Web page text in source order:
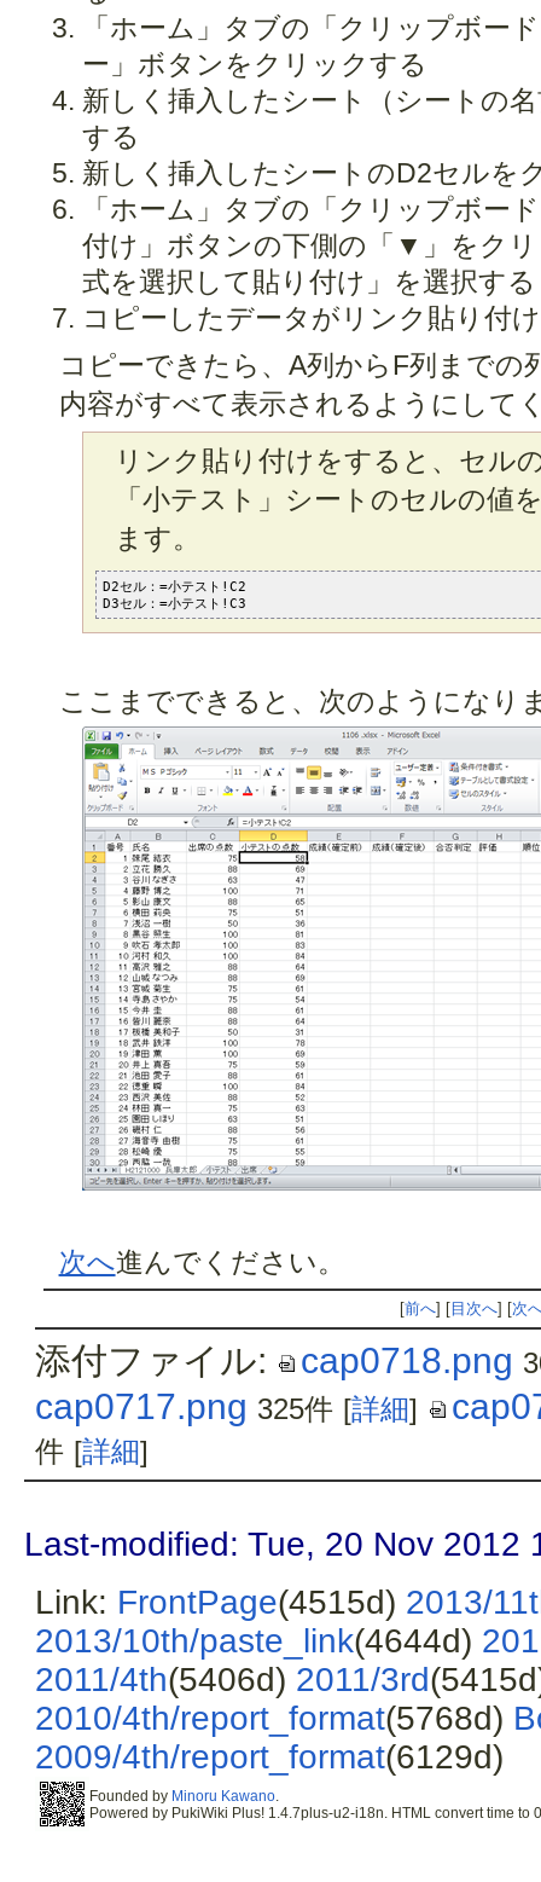
「ホーム」タブの「クリップボー
ー」ボタンをクリックする
新しく挿入したシート（シートの
する
新しく挿入したシートのD2セルを
「ホーム」タブの「クリップボー
付け」ボタンの下側の「▼」をク
式を選択して貼り付け」を選択する
コピーしたデータがリンク貼り付
コピーできたら、A列からF列までの
内容がすべて表示されるようにして
リンク貼り付けをすると、セル
「小テスト」シートのセルの値
ます。
D2セル：=小テスト!C2
D3セル：=小テスト!C3
ここまでできると、次のようになり
次へ進んでください。
[前へ] [目次へ] [次
添付ファイル: cap0718.png
cap0717.png 325件 [詳細]
件 [詳細]
Last-modified: Tue, 20 Nov 2012
Link: FrontPage(4515d) 2013/
2013/10th/paste_link(4644d)
2011/4th(5406d) 2011/3rd
2010/4th/report_format(5768d)
2009/4th/report_format(6129d)
Founded by Minoru Kawano.
Powered by PukiWiki Plus! 1.4.7plus-u2-i18n. HTML convert time to